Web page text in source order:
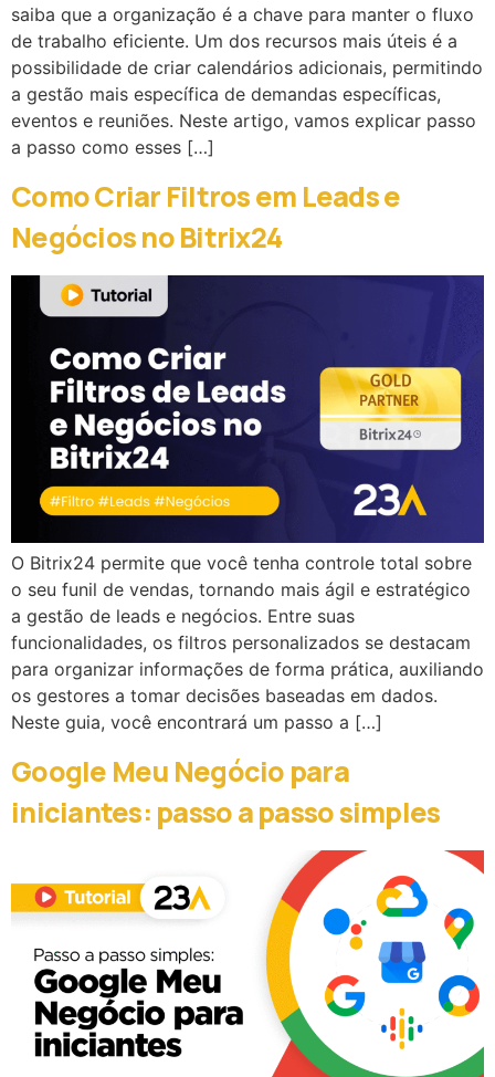
saiba que a organização é a chave para manter o fluxo
de trabalho eficiente. Um dos recursos mais úteis é a
possibilidade de criar calendários adicionais, permitindo
a gestão mais específica de demandas específicas,
eventos e reuniões. Neste artigo, vamos explicar passo
a passo como esses […]
Como Criar Filtros em Leads e
Negócios no Bitrix24
O Bitrix24 permite que você tenha controle total sobre
o seu funil de vendas, tornando mais ágil e estratégico
a gestão de leads e negócios. Entre suas
funcionalidades, os filtros personalizados se destacam
para organizar informações de forma prática, auxiliando
os gestores a tomar decisões baseadas em dados.
Neste guia, você encontrará um passo a […]
Google Meu Negócio para
iniciantes: passo a passo simples